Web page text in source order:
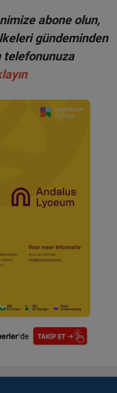
abone olun,
gündeminden
telefonunuza